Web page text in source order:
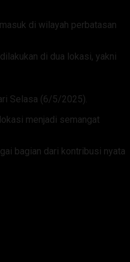
di wilayah perbatasan
di dua lokasi, yakni
Selasa (6/5/2025).
menjadi semangat
bagian dari kontribusi nyata